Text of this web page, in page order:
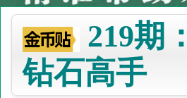
219期
钻石高手